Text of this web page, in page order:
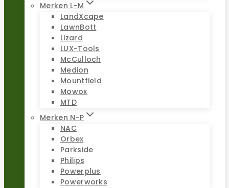
Merken L-M
LandXcape
LawnBott
Lizard
LUX-Tools
McCulloch
Medion
Mountfield
Mowox
MTD
Merken N-P
NAC
Orbex
Parkside
Philips
Powerplus
Powerworks